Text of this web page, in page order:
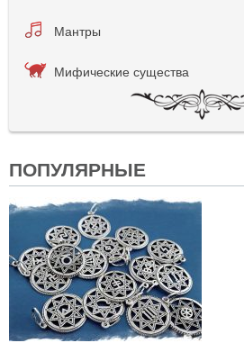
Мантры
Мифические существа
ПОПУЛЯРНЫЕ